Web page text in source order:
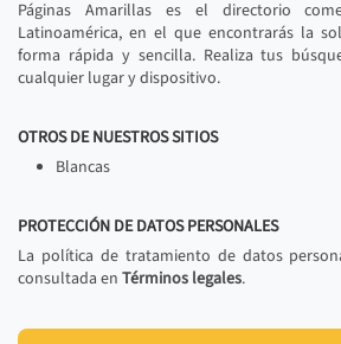
Páginas Amarillas es el directorio
Latinoamérica, en el que encontrarás la
forma rápida y sencilla. Realiza tus
cualquier lugar y dispositivo.
OTROS DE NUESTROS SITIOS
Blancas
PROTECCIÓN DE DATOS PERSONALES
La política de tratamiento de datos
consultada en Términos legales.